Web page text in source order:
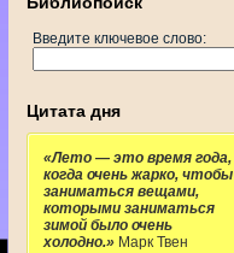
Введите ключевое слово:
Цитата дня
«Лето — это время года,
когда очень жарко, чтобы
заниматься вещами,
которыми заниматься
зимой было очень
холодно.» Марк Твен